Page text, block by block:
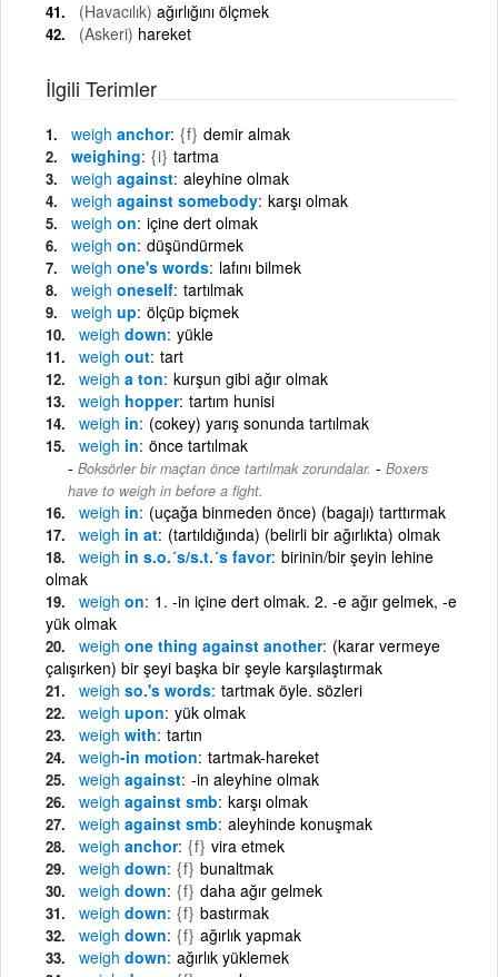
(Havacılık) ağırlığını ölçmek
(Askeri) hareket
İlgili Terimler
weigh anchor {f} demir almak
weighing {i} tartma
weigh against aleyhine olmak
weigh against somebody karşı olmak
weigh on içine dert olmak
weigh on düşündürmek
weigh one's words lafını bilmek
weigh oneself tartılmak
weigh up ölçüp biçmek
weigh down yükle
weigh out tart
weigh a ton kurşun gibi ağır olmak
weigh hopper tartım hunisi
weigh in (cokey) yarış sonunda tartılmak
weigh in önce tartılmak
Boksörler bir maçtan önce tartılmak zorundalar. - Boxers
have to weigh in before a fight.
weigh in (uçağa binmeden önce) (bagajı) tarttırmak
weigh in at (tartıldığında) (belirli bir ağırlıkta) olmak
weigh in s.o.´s/s.t.´s favor birinin/bir şeyin lehine
olmak
weigh on 1. -in içine dert olmak. 2. -e ağır gelmek, -e
yük olmak
weigh one thing against another (karar vermeye
çalışırken) bir şeyi başka bir şeyle karşılaştırmak
weigh so.'s words tartmak öyle. sözleri
weigh upon yük olmak
weigh with tartın
weigh-in motion tartmak-hareket
weigh against -in aleyhine olmak
weigh against smb karşı olmak
weigh against smb aleyhinde konuşmak
weigh anchor {f} vira etmek
weigh down {f} bunaltmak
weigh down {f} daha ağır gelmek
weigh down {f} bastırmak
weigh down {f} ağırlık yapmak
weigh down ağırlık yüklemek